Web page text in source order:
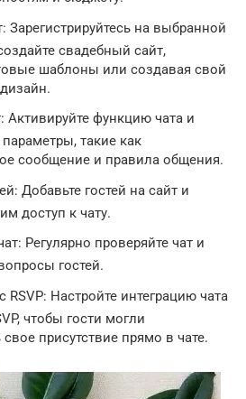
Зарегистрируйтесь на выбранной
свадебный сайт,
шаблоны или создавая свой
Активируйте функцию чата и
параметры, такие как
сообщение и правила общения.
Добавьте гостей на сайт и
доступ к чату.
Регулярно проверяйте чат и
гостей.
RSVP: Настройте интеграцию чата
чтобы гости могли
присутствие прямо в чате.